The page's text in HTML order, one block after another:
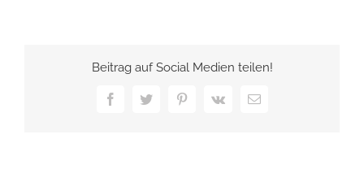
Beitrag auf Social Medien teilen!
FacebookTwitterPinterest
Vk
E-